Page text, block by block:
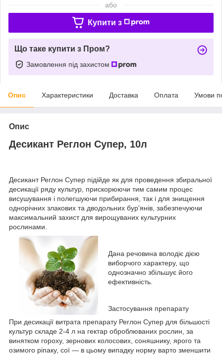
або
Купити з
Що таке купити з Пром?
Замовлення під захистом
Опис Характеристики Доставка Оплата Умови
Опис
Десикант Реглон Супер, 10л
Десикант Реглон Супер підійде як для проведення збиральної
десикації ряду культур, прискорюючи тим самим процес
висушування і полегшуючи прибирання, так і для знищення
однорічних злакових та дводольних бур'янів, забезпечуючи
максимальний захист для вирощуваних культурних
рослинами.
Дана речовина володіє дією
виборчого характеру, що
однозначно збільшує його
ефективність.
Застосування препарату
При десикації витрата препарату Реглон Супер для більшості
культур складе 2-4 л на гектар оброблюваних рослин, за
винятком гороху, зернових колосових, соняшнику, ярого та
озимого ріпаку, сої — в цьому випадку норму варто зменшити